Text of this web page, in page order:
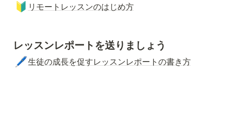
🔰 リモートレッスンのはじめ方
レッスンレポートを送りましょう
🖊️生徒の成長を促すレッスンレポートの書き方